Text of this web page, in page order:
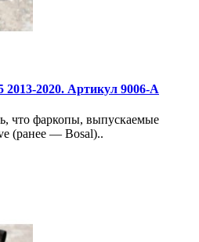
2020. Артикул 9006-A
что фаркопы, выпускаемые
(ранее — Bosal)..